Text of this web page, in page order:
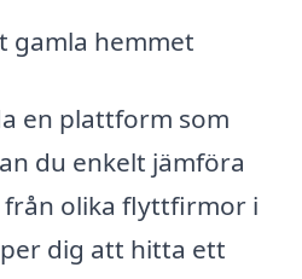
gamla hemmet
en plattform som
du enkelt jämföra
olika flyttfirmor i
dig att hitta ett